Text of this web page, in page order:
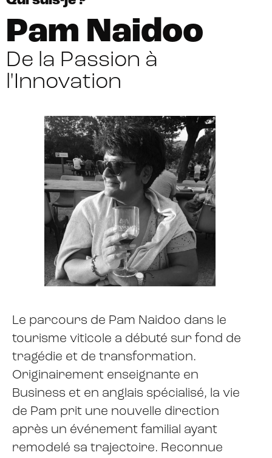
Pam Naidoo
De la Passion à
l'Innovation
Le parcours de Pam Naidoo dans le
tourisme viticole a débuté sur fond de
tragédie et de transformation.
Originairement enseignante en
Business et en anglais spécialisé, la vie
de Pam prit une nouvelle direction
après un événement familial ayant
remodelé sa trajectoire. Reconnue